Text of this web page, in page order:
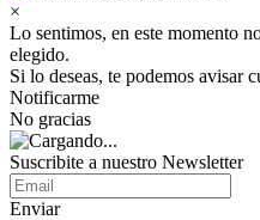
×
Lo sentimos, en este momento
elegido.
Si lo deseas, te podemos avisar
Notificarme
No gracias
Suscribite a nuestro Newsletter
Enviar